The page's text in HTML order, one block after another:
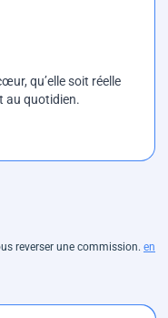
qu’elle soit réelle
au quotidien.
reverser une commission. en